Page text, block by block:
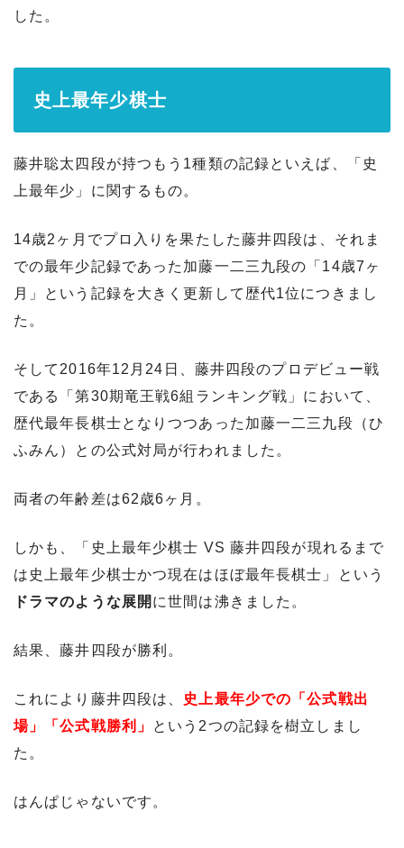
した。
史上最年少棋士
藤井聡太四段が持つもう1種類の記録といえば、「史
上最年少」に関するもの。
14歳2ヶ月でプロ入りを果たした藤井四段は、それま
での最年少記録であった加藤一二三九段の「14歳7ヶ
月」という記録を大きく更新して歴代1位につきまし
た。
そして2016年12月24日、藤井四段のプロデビュー戦
である「第30期竜王戦6組ランキング戦」において、
歴代最年長棋士となりつつあった加藤一二三九段（ひ
ふみん）との公式対局が行われました。
両者の年齢差は62歳6ヶ月。
しかも、「史上最年少棋士 VS 藤井四段が現れるまで
は史上最年少棋士かつ現在はほぼ最年長棋士」という
ドラマのような展開 に世間は沸きました。
結果、藤井四段が勝利。
これにより藤井四段は、 史上最年少での「公式戦出
場」「公式戦勝利」
という2つの記録を樹立しまし
た。
はんぱじゃないです。